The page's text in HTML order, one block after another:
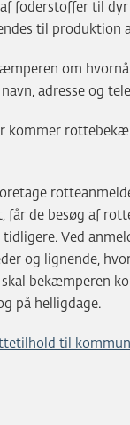
foderstoffer til
til produktion
om
adresse og
kommer
får de besøg af
Ved
og lignende,
bekæmperen
på helligdage.
til